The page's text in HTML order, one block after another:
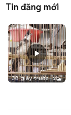
Tin đăng mới
38 giây trước 2